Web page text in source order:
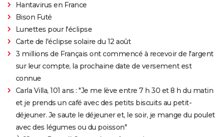
Hantavirus en France
Bison Futé
Lunettes pour l'éclipse
Carte de l'éclipse solaire du 12 août
3 millions de Français ont commencé à recevoir de l'argent
sur leur compte, la prochaine date de versement est
connue
Carla Villa, 101 ans : "Je me lève entre 7 h 30 et 8 h du matin
et je prends un café avec des petits biscuits au petit-
déjeuner. Je saute le déjeuner et, le soir, je mange du poulet
avec des légumes ou du poisson"